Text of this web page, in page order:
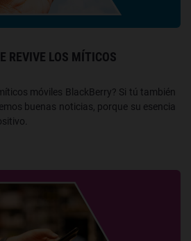
REVIVE LOS MÍTICOS
móviles BlackBerry? Si tú también
buenas noticias, porque su esencia